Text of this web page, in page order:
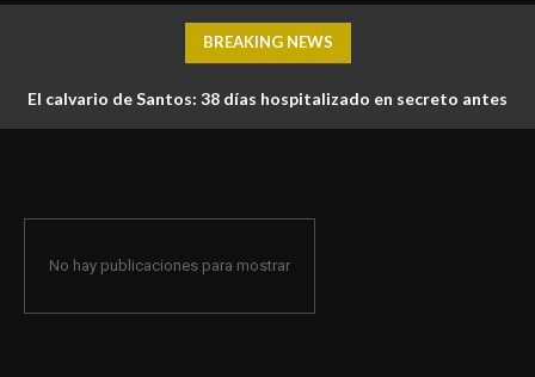
BREAKING NEWS
El calvario de Santos: 38 días hospitalizado en secreto antes
No hay publicaciones para mostrar